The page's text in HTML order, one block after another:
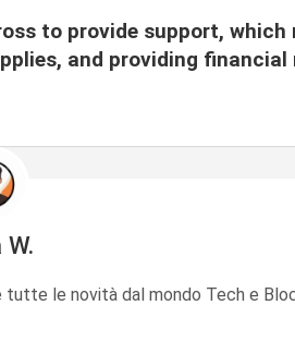
to provide support,
and providing
W.
tutte le novità dal mondo Tech e